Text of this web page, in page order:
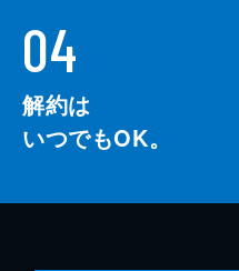
04
解約は
いつでもOK。